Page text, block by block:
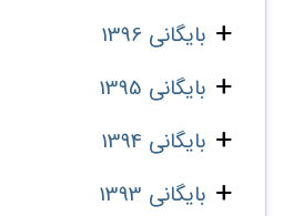
بایگانی 1396
بایگانی 1395
بایگانی 1394
بایگانی 1393